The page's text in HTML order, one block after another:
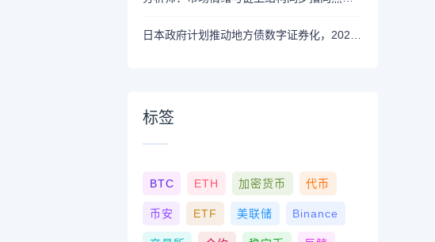
标签
BTC ETH 加密货币 代币
币安 ETF 美联储 Binance